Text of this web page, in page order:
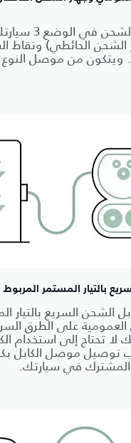
يوصل كابل
الشحن الحائطي) ونقاط
بالتيار المستمر المربوط
الشحن السريع بالتيار
على الطرق
لا تحتاج إلى استخدام
توصيل موصل الكابل
في سيارتك.